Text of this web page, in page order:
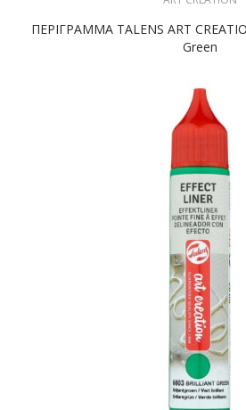
ΠΕΡΙΓΡΑΜΜΑ TALENS ART
Green